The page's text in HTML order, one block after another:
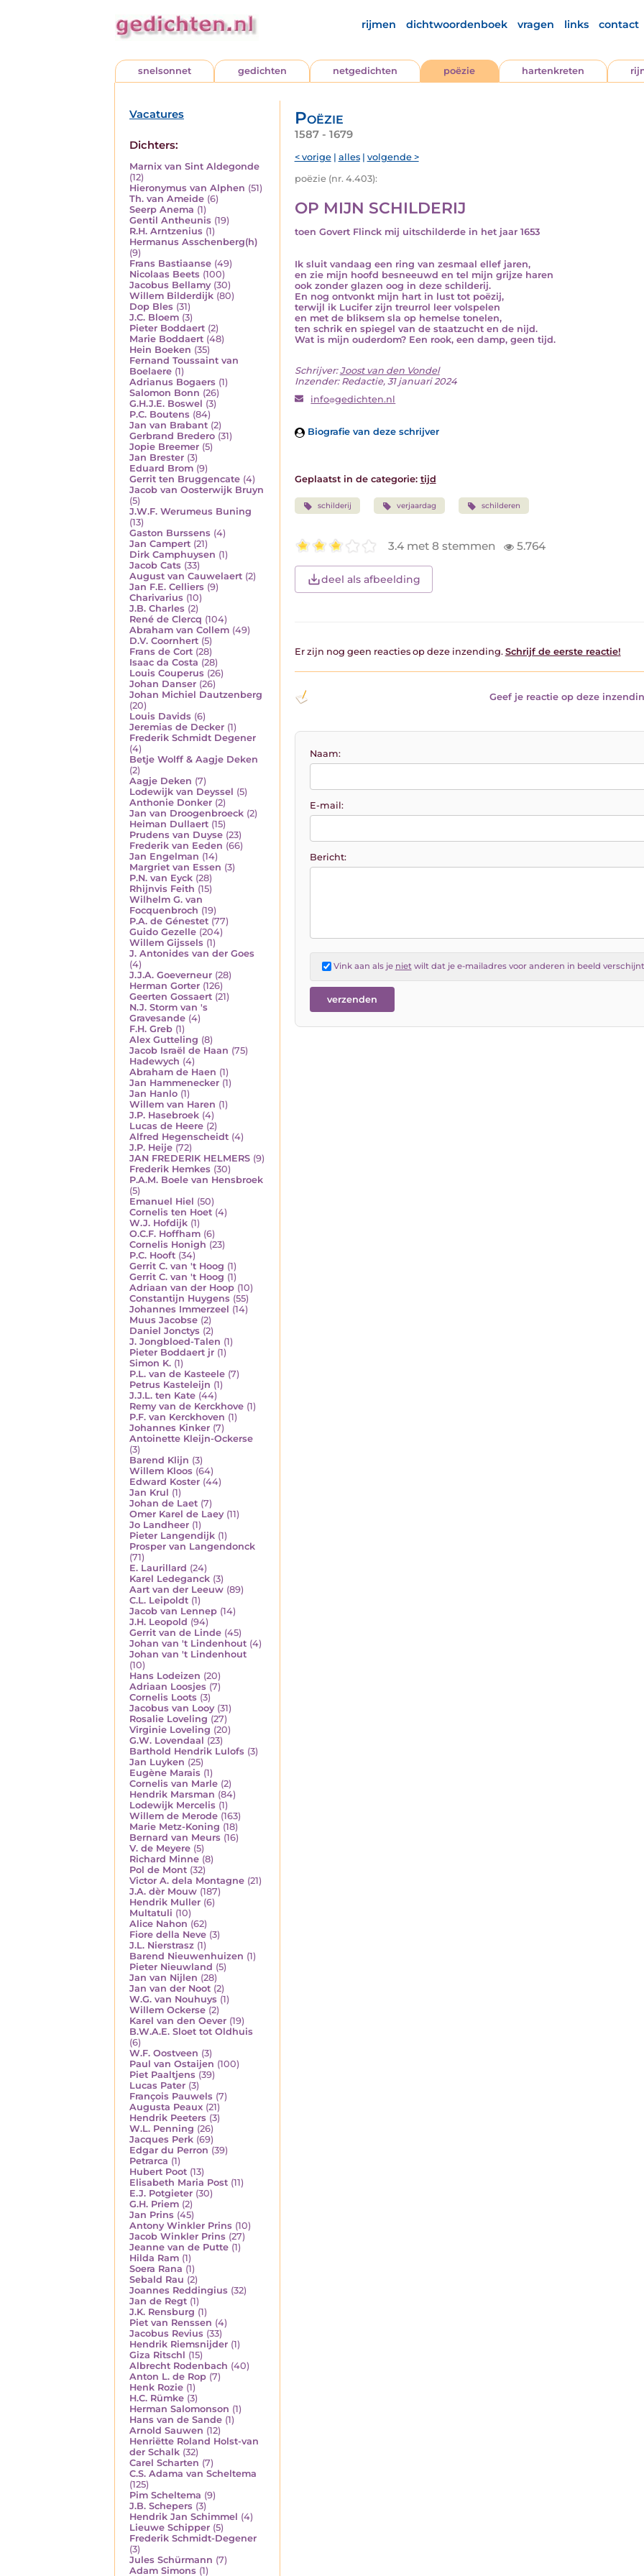
rijmen dichtwoordenboek vragen links contact
snelsonnet gedichten netgedichten poëzie hartenkreten
Vacatures
Dichters:
Marnix van Sint Aldegonde
(12)
Hieronymus van Alphen (51)
Th. van Ameide (6)
Seerp Anema (1)
Gentil Antheunis (19)
R.H. Arntzenius (1)
Hermanus Asschenberg(h)
(9)
Frans Bastiaanse (49)
Nicolaas Beets (100)
Jacobus Bellamy (30)
Willem Bilderdijk (80)
Dop Bles (31)
J.C. Bloem (3)
Pieter Boddaert (2)
Marie Boddaert (48)
Hein Boeken (35)
Fernand Toussaint van
Boelaere (1)
Adrianus Bogaers (1)
Salomon Bonn (26)
G.H.J.E. Boswel (3)
P.C. Boutens (84)
Jan van Brabant (2)
Gerbrand Bredero (31)
Jopie Breemer (5)
Jan Brester (3)
Eduard Brom (9)
Gerrit ten Bruggencate (4)
Jacob van Oosterwijk Bruyn
(5)
J.W.F. Werumeus Buning
(13)
Gaston Burssens (4)
Jan Campert (21)
Dirk Camphuysen (1)
Jacob Cats (33)
August van Cauwelaert (2)
Jan F.E. Celliers (9)
Charivarius (10)
J.B. Charles (2)
René de Clercq (104)
Abraham van Collem (49)
D.V. Coornhert (5)
Frans de Cort (28)
Isaac da Costa (28)
Louis Couperus (26)
Johan Danser (26)
Johan Michiel Dautzenberg
(20)
Louis Davids (6)
Jeremias de Decker (1)
Frederik Schmidt Degener
(4)
Betje Wolff & Aagje Deken
(2)
Aagje Deken (7)
Lodewijk van Deyssel (5)
Anthonie Donker (2)
Jan van Droogenbroeck (2)
Heiman Dullaert (15)
Prudens van Duyse (23)
Frederik van Eeden (66)
Jan Engelman (14)
Margriet van Essen (3)
P.N. van Eyck (28)
Rhijnvis Feith (15)
Wilhelm G. van
Focquenbroch (19)
P.A. de Génestet (77)
Guido Gezelle (204)
Willem Gijssels (1)
J. Antonides van der Goes
(4)
J.J.A. Goeverneur (28)
Herman Gorter (126)
Geerten Gossaert (21)
N.J. Storm van 's
Gravesande (4)
F.H. Greb (1)
Alex Gutteling (8)
Jacob Israël de Haan (75)
Hadewych (4)
Abraham de Haen (1)
Jan Hammenecker (1)
Jan Hanlo (1)
Willem van Haren (1)
J.P. Hasebroek (4)
Lucas de Heere (2)
Alfred Hegenscheidt (4)
J.P. Heije (72)
JAN FREDERIK HELMERS (9)
Frederik Hemkes (30)
P.A.M. Boele van Hensbroek
(5)
Emanuel Hiel (50)
Cornelis ten Hoet (4)
W.J. Hofdijk (1)
O.C.F. Hoffham (6)
Cornelis Honigh (23)
P.C. Hooft (34)
Gerrit C. van 't Hoog (1)
Gerrit C. van 't Hoog (1)
Adriaan van der Hoop (10)
Constantijn Huygens (55)
Johannes Immerzeel (14)
Muus Jacobse (2)
Daniel Jonctys (2)
J. Jongbloed-Talen (1)
Pieter Boddaert jr (1)
Simon K. (1)
P.L. van de Kasteele (7)
Petrus Kasteleijn (1)
J.J.L. ten Kate (44)
Remy van de Kerckhove (1)
P.F. van Kerckhoven (1)
Johannes Kinker (7)
Antoinette Kleijn-Ockerse
(3)
Barend Klijn (3)
Willem Kloos (64)
Edward Koster (44)
Jan Krul (1)
Johan de Laet (7)
Omer Karel de Laey (11)
Jo Landheer (1)
Pieter Langendijk (1)
Prosper van Langendonck
(71)
E. Laurillard (24)
Karel Ledeganck (3)
Aart van der Leeuw (89)
C.L. Leipoldt (1)
Jacob van Lennep (14)
J.H. Leopold (94)
Gerrit van de Linde (45)
Johan van 't Lindenhout (4)
Johan van 't Lindenhout
(10)
Hans Lodeizen (20)
Adriaan Loosjes (7)
Cornelis Loots (3)
Jacobus van Looy (31)
Rosalie Loveling (27)
Virginie Loveling (20)
G.W. Lovendaal (23)
Barthold Hendrik Lulofs (3)
Jan Luyken (25)
Eugène Marais (1)
Cornelis van Marle (2)
Hendrik Marsman (84)
Lodewijk Mercelis (1)
Willem de Merode (163)
Marie Metz-Koning (18)
Bernard van Meurs (16)
V. de Meyere (5)
Richard Minne (8)
Pol de Mont (32)
Victor A. dela Montagne (21)
J.A. dèr Mouw (187)
Hendrik Muller (6)
Multatuli (10)
Alice Nahon (62)
Fiore della Neve (3)
J.L. Nierstrasz (1)
Barend Nieuwenhuizen (1)
Pieter Nieuwland (5)
Jan van Nijlen (28)
Jan van der Noot (2)
W.G. van Nouhuys (1)
Willem Ockerse (2)
Karel van den Oever (19)
B.W.A.E. Sloet tot Oldhuis
(6)
W.F. Oostveen (3)
Paul van Ostaijen (100)
Piet Paaltjens (39)
Lucas Pater (3)
François Pauwels (7)
Augusta Peaux (21)
Hendrik Peeters (3)
W.L. Penning (26)
Jacques Perk (69)
Edgar du Perron (39)
Petrarca (1)
Hubert Poot (13)
Elisabeth Maria Post (11)
E.J. Potgieter (30)
G.H. Priem (2)
Jan Prins (45)
Antony Winkler Prins (10)
Jacob Winkler Prins (27)
Jeanne van de Putte (1)
Hilda Ram (1)
Soera Rana (1)
Sebald Rau (2)
Joannes Reddingius (32)
Jan de Regt (1)
J.K. Rensburg (1)
Piet van Renssen (4)
Jacobus Revius (33)
Hendrik Riemsnijder (1)
Giza Ritschl (15)
Albrecht Rodenbach (40)
Anton L. de Rop (7)
Henk Rozie (1)
H.C. Rümke (3)
Herman Salomonson (1)
Hans van de Sande (1)
Arnold Sauwen (12)
Henriëtte Roland Holst-van
der Schalk (32)
Carel Scharten (7)
C.S. Adama van Scheltema
(125)
Pim Scheltema (9)
J.B. Schepers (3)
Hendrik Jan Schimmel (4)
Lieuwe Schipper (5)
Frederik Schmidt-Degener
(3)
Jules Schürmann (7)
Adam Simons (1)
Poëzie
1587 - 1679
< vorige| alles| volgende >
poëzie (nr. 4.403):
OP MIJN SCHILDERIJ
toen Govert Flinck mij uitschilderde in het jaar 1653
Ik sluit vandaag een ring van zesmaal ellef jaren,
en zie mijn hoofd besneeuwd en tel mijn grijze haren
ook zonder glazen oog in deze schilderij.
En nog ontvonkt mijn hart in lust tot poëzij,
terwijl ik Lucifer zijn treurrol leer volspelen
en met de bliksem sla op hemelse tonelen,
ten schrik en spiegel van de staatzucht en de nijd.
Wat is mijn ouderdom? Een rook, een damp, geen tijd.
Schrijver:Joost van den Vondel
Inzender: Redactie, 31 januari 2024
info gedichten.nl
Biografie van deze schrijver
Geplaatst in de categorie: tijd
schilderij verjaardag schilderen
3.4 met 8 stemmen 5.764
deel als afbeelding
Er zijn nog geen reacties op deze inzending. Schrijf de eerste reactie!
Geef je reactie op deze
Naam:
E-mail:
Bericht:
Vink aan als je niet wilt dat je e-mailadres voor anderen in beeld verschijnt